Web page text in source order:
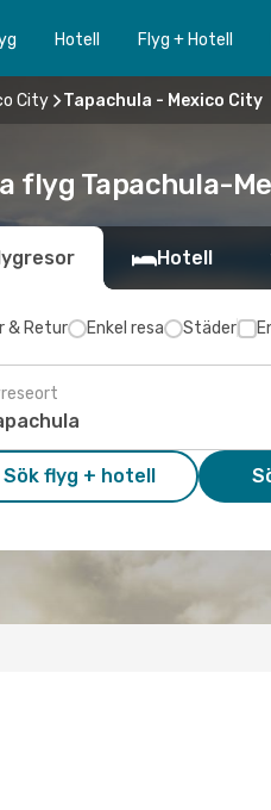
Hotell Flyg + Hotell
City Tapachula - Mexico City
flyg Tapachula-
Hotell
& Retur Enkel resa Städer
Sök flyg + hotell